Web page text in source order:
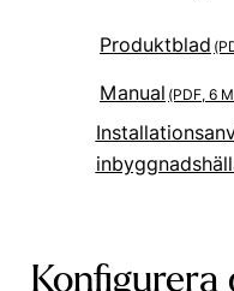
Produktblad
Manual (PDF, 6
Konfigurera